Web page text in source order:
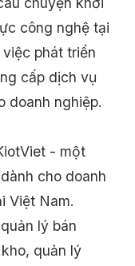
công nghệ tại
phát triển
cấp dịch vụ
doanh nghiệp.
- một
cho doanh
Việt Nam.
lý bán
quản lý